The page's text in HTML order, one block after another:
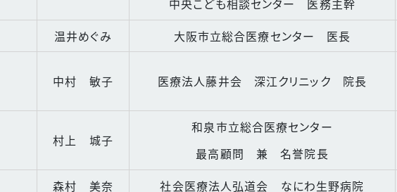
中央こども相談センター 医務主幹
温井めぐみ 大阪市立総合医療センター 医長
中村 敏子 医療法人藤井会 深江クリニック 院長
村上 城子
和泉市立総合医療センター
最高顧問 兼 名誉院長
森村 美奈 社会医療法人弘道会 なにわ生野病院